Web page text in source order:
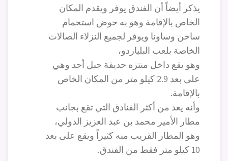
يذكر أيضاً أن الفندق يوفر ويقدم المكان
الخاص بالإقامة وهو به حوض استحمام
ساخن وساونا ويوفر لجميع النزلاء الصالات
الخاصة بلعب البلياردو،
وهو يقع داخل منتزه حديقة جبل أحد وهي
على بعد 2.9 كيلو متر من المكان الخاص
بالإقامة.
وأنه يعد من أكثر الفنادق التي تقع بجانب
مطار الأمير محمد بن عبد العزيز الدولي،
وهو المطار القريب منه كثيراً ويقع على بعد
10 كيلو متر فقط من الفندق.